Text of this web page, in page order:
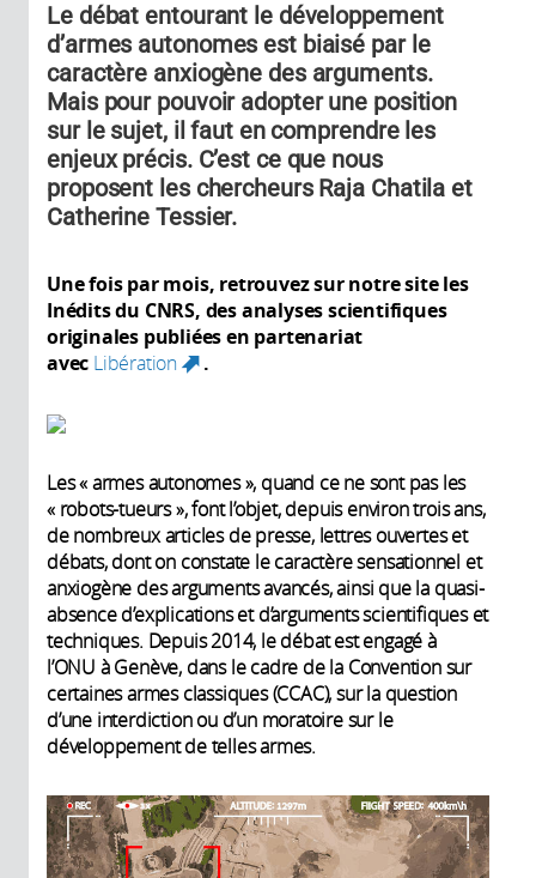
Le débat entourant le développement
d’armes autonomes est biaisé par le
caractère anxiogène des arguments.
Mais pour pouvoir adopter une position
sur le sujet, il faut en comprendre les
enjeux précis. C’est ce que nous
proposent les chercheurs Raja Chatila et
Catherine Tessier.
Une fois par mois, retrouvez sur notre site les
Inédits du CNRS, des analyses scientifiques
originales publiées en partenariat
avec Libération (link is external)
.
Les « armes autonomes », quand ce ne sont pas les
« robots-tueurs », font l’objet, depuis environ trois ans,
de nombreux articles de presse, lettres ouvertes et
débats, dont on constate le caractère sensationnel et
anxiogène des arguments avancés, ainsi que la quasi-
absence d’explications et d’arguments scientifiques et
techniques. Depuis 2014, le débat est engagé à
l’ONU à Genève, dans le cadre de la Convention sur
certaines armes classiques (CCAC), sur la question
d’une interdiction ou d’un moratoire sur le
développement de telles armes.